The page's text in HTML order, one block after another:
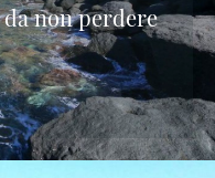
non perdere